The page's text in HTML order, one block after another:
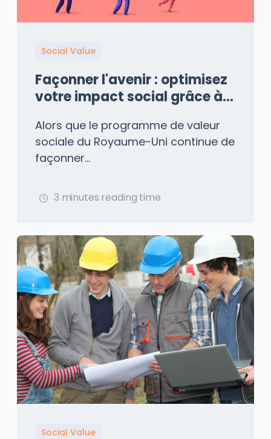
Social Value
Façonner l'avenir : optimisez
votre impact social grâce à
Levels
Alors que le programme de valeur
sociale du Royaume-Uni continue de
façonner...
3 minutes reading time
Social Value